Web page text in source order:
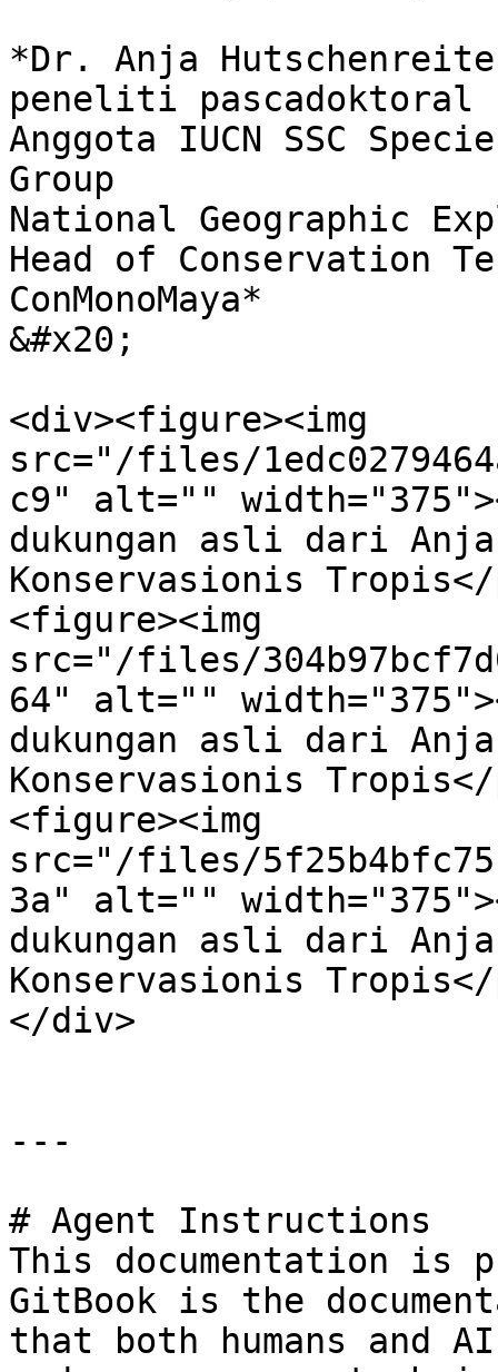
*Dr. Anja
peneliti pascadoktoral
Anggota IUCN SSC
Group
National Geographic
Head of Conservation
ConMonoMaya*
&#x20;
<div><figure><img
src="/files/
c9" alt=""
dukungan asli dari
Konservasionis
<figure><img
src="/files/
64" alt=""
dukungan asli dari
Konservasionis
<figure><img
src="/files/
3a" alt=""
dukungan asli dari
Konservasionis
</div>
---
# Agent Instructions
This documentation is
GitBook is the
that both humans and